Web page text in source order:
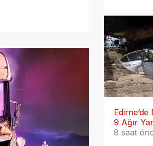
9 Ağır
8 saat